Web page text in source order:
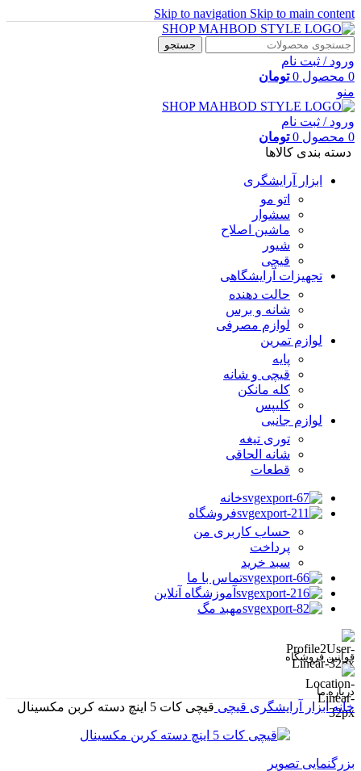
Skip to navigation Skip to main content
جستجو
ورود / ثبت نام
0 محصول 0 تومان
منو
ورود / ثبت نام
0 محصول 0 تومان
دسته بندی کالاها
ابزار آرایشگری
اتو مو
سشوار
ماشین اصلاح
شیور
قیچی
تجهیزات آرایشگاهی
حالت دهنده
شانه و برس
لوازم مصرفی
لوازم تمرین
پایه
قیچی و شانه
کله مانکن
کلیپس
لوازم جانبی
توری تیغه
شانه الحاقی
قطعات
خانه
فروشگاه
حساب کاربری من
پرداخت
سبد خرید
تماس با ما
آموزشگاه آنلاین
مهبد مگ
قوانین فروشگاه
درباره ما
خانهابزار آرایشگری قیچی قیچی کات 5 اینچ دسته کربن مکسینال
بزرگنمایی تصویر